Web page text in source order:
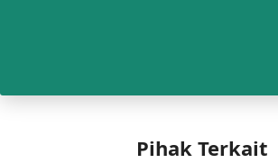
Pihak Terkait